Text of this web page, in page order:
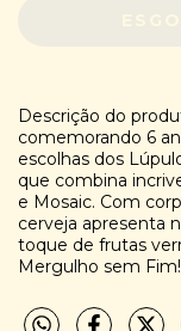
Descrição do
comemorando 6
escolhas dos
que combina
e Mosaic. Com
cerveja apresenta
toque de frutas
Mergulho sem Fim!